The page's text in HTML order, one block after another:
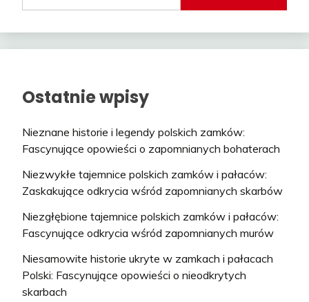
Ostatnie wpisy
Nieznane historie i legendy polskich zamków:
Fascynujące opowieści o zapomnianych bohaterach
Niezwykłe tajemnice polskich zamków i pałaców:
Zaskakujące odkrycia wśród zapomnianych skarbów
Niezgłębione tajemnice polskich zamków i pałaców:
Fascynujące odkrycia wśród zapomnianych murów
Niesamowite historie ukryte w zamkach i pałacach
Polski: Fascynujące opowieści o nieodkrytych
skarbach